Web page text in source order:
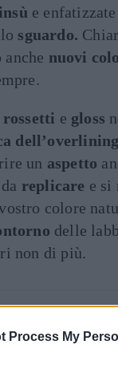
Process My
e
lo sguardo.
anche nuovi
rossetti e gloss
un aspetto
da replicare e si
colore
delle
non di più.